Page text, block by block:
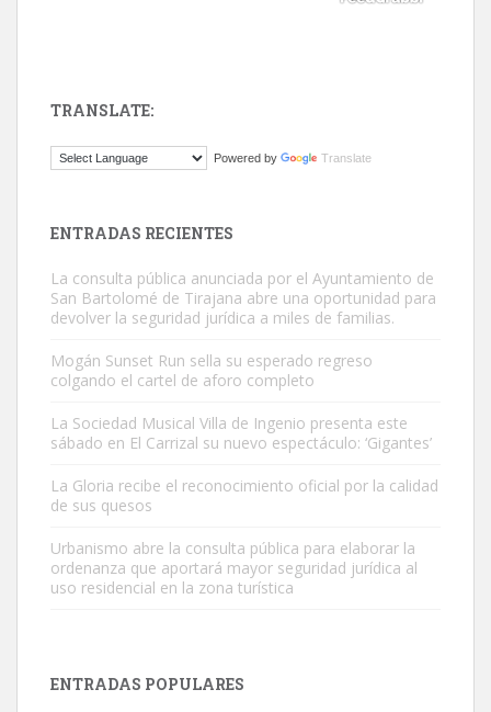
Este gato macho ha aparecido en la calle hace menos de un mes,
Adopción urgente
Busco adopción responsable para mi perra. Pastor alemán,
hembra, 4 años. Por motivos personales ...
TRANSLATE:
Powered by Translate
ENTRADAS RECIENTES
La consulta pública anunciada por el Ayuntamiento de
San Bartolomé de Tirajana abre una oportunidad para
devolver la seguridad jurídica a miles de familias.
Mogán Sunset Run sella su esperado regreso
colgando el cartel de aforo completo
La Sociedad Musical Villa de Ingenio presenta este
sábado en El Carrizal su nuevo espectáculo: ‘Gigantes’
La Gloria recibe el reconocimiento oficial por la calidad
de sus quesos
Urbanismo abre la consulta pública para elaborar la
ordenanza que aportará mayor seguridad jurídica al
uso residencial en la zona turística
ENTRADAS POPULARES